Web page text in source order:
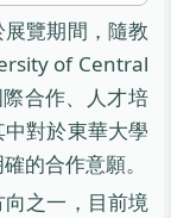
覽期間，隨教
of Central
合作、人才培
對於東華大學
的合作意願。
之一，目前境